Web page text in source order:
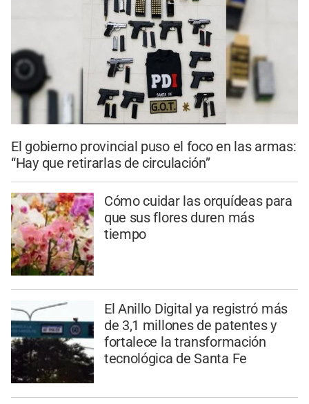
El gobierno provincial puso el foco en las armas:
“Hay que retirarlas de circulación”
Cómo cuidar las orquídeas para
que sus flores duren más
tiempo
El Anillo Digital ya registró más
de 3,1 millones de patentes y
fortalece la transformación
tecnológica de Santa Fe